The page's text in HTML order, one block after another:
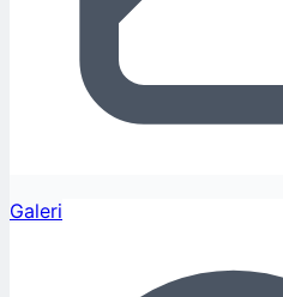
Galeri